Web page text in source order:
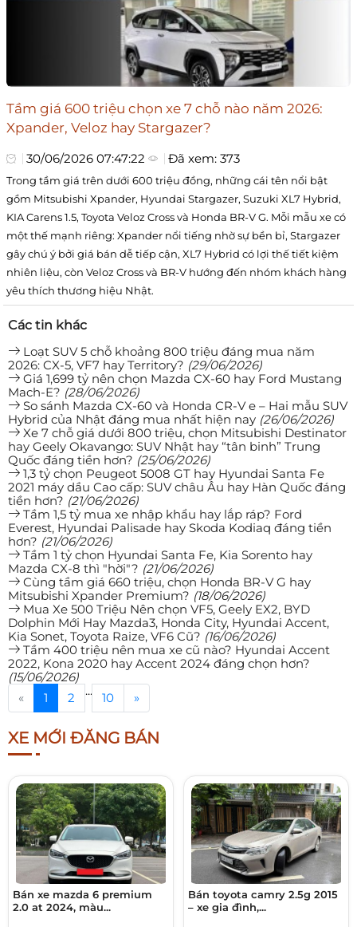
Tầm giá 600 triệu chọn xe 7 chỗ nào năm 2026:
Xpander, Veloz hay Stargazer?
30/06/2026 07:47:22 Đã xem: 373
Trong tầm giá trên dưới 600 triệu đồng, những cái tên nổi bật
gồm Mitsubishi Xpander, Hyundai Stargazer, Suzuki XL7 Hybrid,
KIA Carens 1.5, Toyota Veloz Cross và Honda BR-V G. Mỗi mẫu xe có
một thế mạnh riêng: Xpander nổi tiếng nhờ sự bền bỉ, Stargazer
gây chú ý bởi giá bán dễ tiếp cận, XL7 Hybrid có lợi thế tiết kiệm
nhiên liệu, còn Veloz Cross và BR-V hướng đến nhóm khách hàng
yêu thích thương hiệu Nhật.
Các tin khác
Loạt SUV 5 chỗ khoảng 800 triệu đáng mua năm
2026: CX-5, VF7 hay Territory? (29/06/2026)
Giá 1,699 tỷ nên chọn Mazda CX-60 hay Ford Mustang
Mach-E? (28/06/2026)
So sánh Mazda CX-60 và Honda CR-V e – Hai mẫu SUV
Hybrid của Nhật đáng mua nhất hiện nay (26/06/2026)
Xe 7 chỗ giá dưới 800 triệu, chọn Mitsubishi Destinator
hay Geely Okavango: SUV Nhật hay “tân binh” Trung
Quốc đáng tiền hơn? (25/06/2026)
1,3 tỷ chọn Peugeot 5008 GT hay Hyundai Santa Fe
2021 máy dầu Cao cấp: SUV châu Âu hay Hàn Quốc đáng
tiền hơn? (21/06/2026)
Tầm 1,5 tỷ mua xe nhập khẩu hay lắp ráp? Ford
Everest, Hyundai Palisade hay Skoda Kodiaq đáng tiền
hơn? (21/06/2026)
Tầm 1 tỷ chọn Hyundai Santa Fe, Kia Sorento hay
Mazda CX-8 thì "hời"? (21/06/2026)
Cùng tầm giá 660 triệu, chọn Honda BR-V G hay
Mitsubishi Xpander Premium? (18/06/2026)
Mua Xe 500 Triệu Nên chọn VF5, Geely EX2, BYD
Dolphin Mới Hay Mazda3, Honda City, Hyundai Accent,
Kia Sonet, Toyota Raize, VF6 Cũ? (16/06/2026)
Tầm 400 triệu nên mua xe cũ nào? Hyundai Accent
2022, Kona 2020 hay Accent 2024 đáng chọn hơn?
(15/06/2026)
«
1 2 ... 10 »
XE MỚI ĐĂNG BÁN
Bán xe mazda 6 premium
2.0 at 2024, màu...
Bán toyota camry 2.5g 2015
– xe gia đình,...